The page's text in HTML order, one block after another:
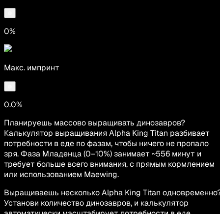
0%
Макс. импринт
0.0%
Планируешь массово выращивать динозавров?
Калькулятор выращивания Alpha King Titan разбивает
потребности в еде по фазам, чтобы ничего не пропало
зря. Фаза Младенца (0–10%) занимает ~556 минут и
требует больше всего внимания, с прямым кормлением
или использованием Maewing.
Выращиваешь несколько Alpha King Titan
Установи количество динозавров, и калькулятор